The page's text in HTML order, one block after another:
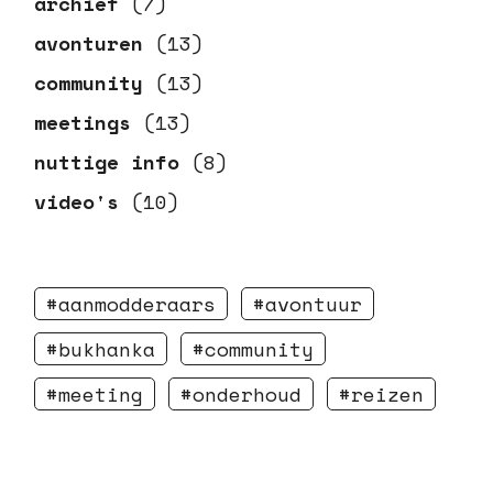
avonturen (13)
community (13)
meetings (13)
nuttige info (8)
video's (10)
aanmodderaars
avontuur
bukhanka
community
meeting
onderhoud reizen